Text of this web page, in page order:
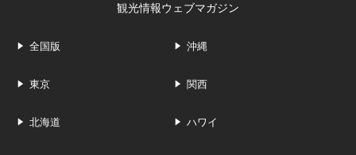
観光情報ウェブマガジン
全国版 沖縄
東京 関西
北海道 ハワイ